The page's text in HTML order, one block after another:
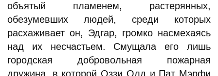
объятый пламенем, растерянных,
обезумевших людей, среди которых
расхаживает он, Эдгар, громко насмехаясь
над их несчастьем. Смущала его лишь
городская добровольная пожарная
дружина, в которой Оззи Олд и Пат Мэрфи